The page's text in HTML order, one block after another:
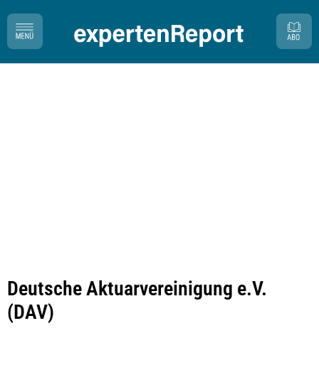
Deutsche Aktuarvereinigung e.V.
(DAV)